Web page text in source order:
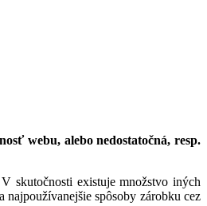
webu, alebo nedostatočná, resp.
skutočnosti existuje množstvo iných
najpoužívanejšie spôsoby zárobku cez